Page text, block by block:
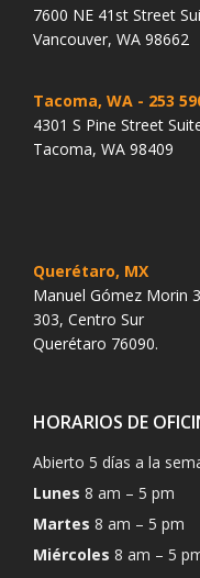
7600 NE 41st Street
Vancouver, WA 98662
Tacoma, WA - 253
4301 S Pine Street
Tacoma, WA 98409
Querétaro, MX
Manuel Gómez Morin
303, Centro Sur
Querétaro 76090.
HORARIOS DE
Abierto 5 días a la
Lunes 8 am – 5 pm
Martes 8 am – 5 pm
Miércoles 8 am – 5